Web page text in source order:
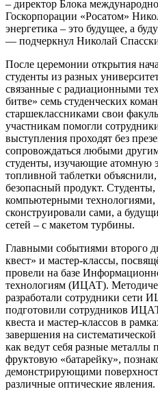
– директор Блока
Госкорпорации «Росатом»
энергетика – это будущее, а
— подчеркнул Николай
После церемонии открытия
студенты из разных
связанные с радиационными
битве» семь студенческих
старшеклассниками свои
участникам помогли
выступления проходят без
сопровождаться любыми
студенты, изучающие атомную
топливной таблетки
безопасный продукт.
компьютерными
сконструировали сами, а
сетей – с макетом турбины.
Главными событиями второго
квест» и мастер-классы,
провели на базе
технологиям (ИЦАТ).
разработали сотрудники сети
подготовили сотрудников
квеста и мастер-классов в
завершения на
как ведут себя разные металлы
фруктовую «батарейку»,
демонстрирующими
различные оптические явления.